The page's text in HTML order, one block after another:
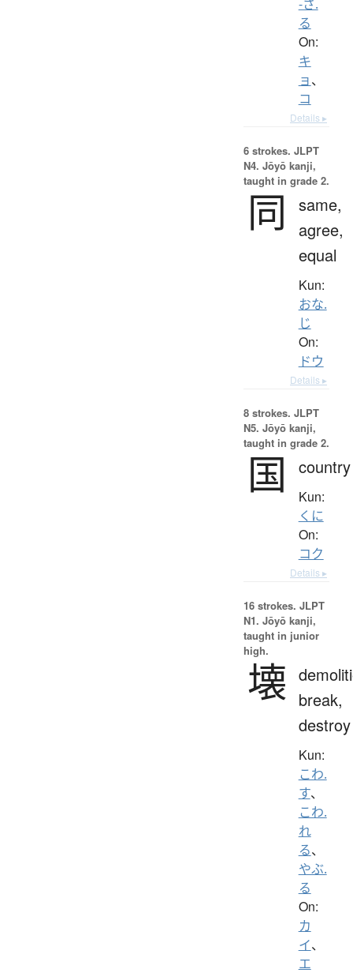
-さ.
る
On:
キ
ョ、
コ
Details ▸
6 strokes. JLPT
N4. Jōyō kanji,
taught in grade 2.
同
same,
agree,
equal
Kun:
おな.
じ
On:
ドウ
Details ▸
8 strokes. JLPT
N5. Jōyō kanji,
taught in grade 2.
国 country
Kun:
くに
On:
コク
Details ▸
16 strokes. JLPT
N1. Jōyō kanji,
taught in junior
high.
壊
break,
destroy
Kun:
こわ.
す、
こわ.
れ
る、
やぶ.
る
On:
カ
イ、
エ